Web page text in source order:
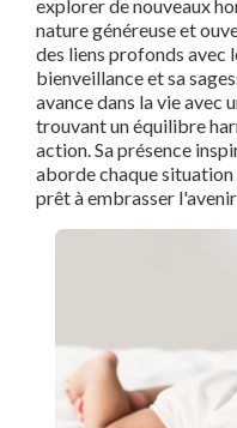
explorer de nouveaux
nature généreuse et
des liens profonds avec
bienveillance et sa
avance dans la vie avec
trouvant un équilibre
action. Sa présence
aborde chaque situation
prêt à embrasser